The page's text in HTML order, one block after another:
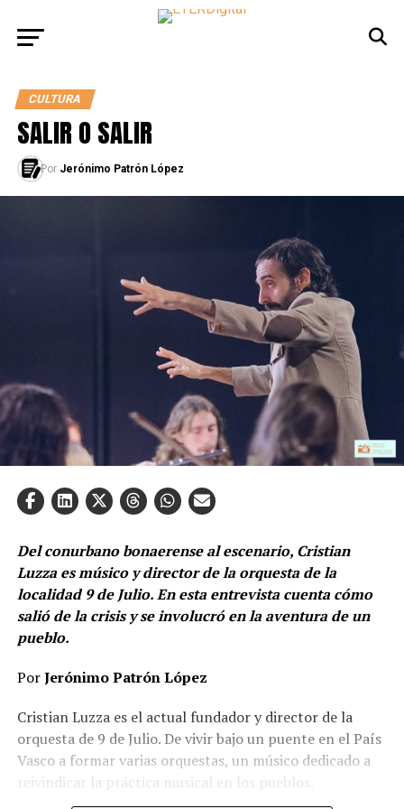
CULTURA
SALIR O SALIR
Por Jerónimo Patrón López
Del conurbano bonaerense al escenario, Cristian
Luzza es músico y director de la orquesta de la
localidad 9 de Julio. En esta entrevista cuenta cómo
salió de la crisis y se involucró en la aventura de un
pueblo.
PorJerónimo Patrón López
Cristian Luzza es el actual fundador y director de la
orquesta de 9 de Julio. De vivir bajo un puente en el País
Vasco a formar varias orquestas, un músico dedicado a
reivindicar la práctica musical en los pueblos.